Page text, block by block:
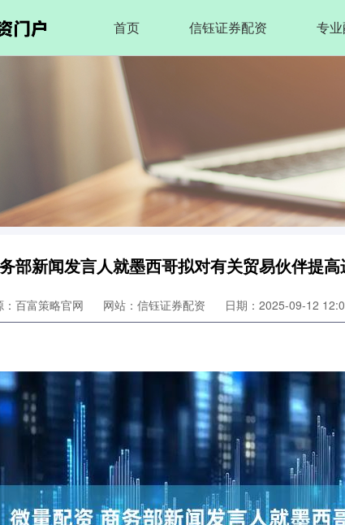
首页 信钰证券配资 专
部新闻发言人就墨西哥拟对有关贸易伙伴提
：百富策略官网 网站：信钰证券配资 日期：2025-09-12